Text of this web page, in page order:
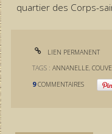
quartier des Corps-
LIEN PERMANENT
TAGS :ANNANELLE,
9 COMMENTAIRES